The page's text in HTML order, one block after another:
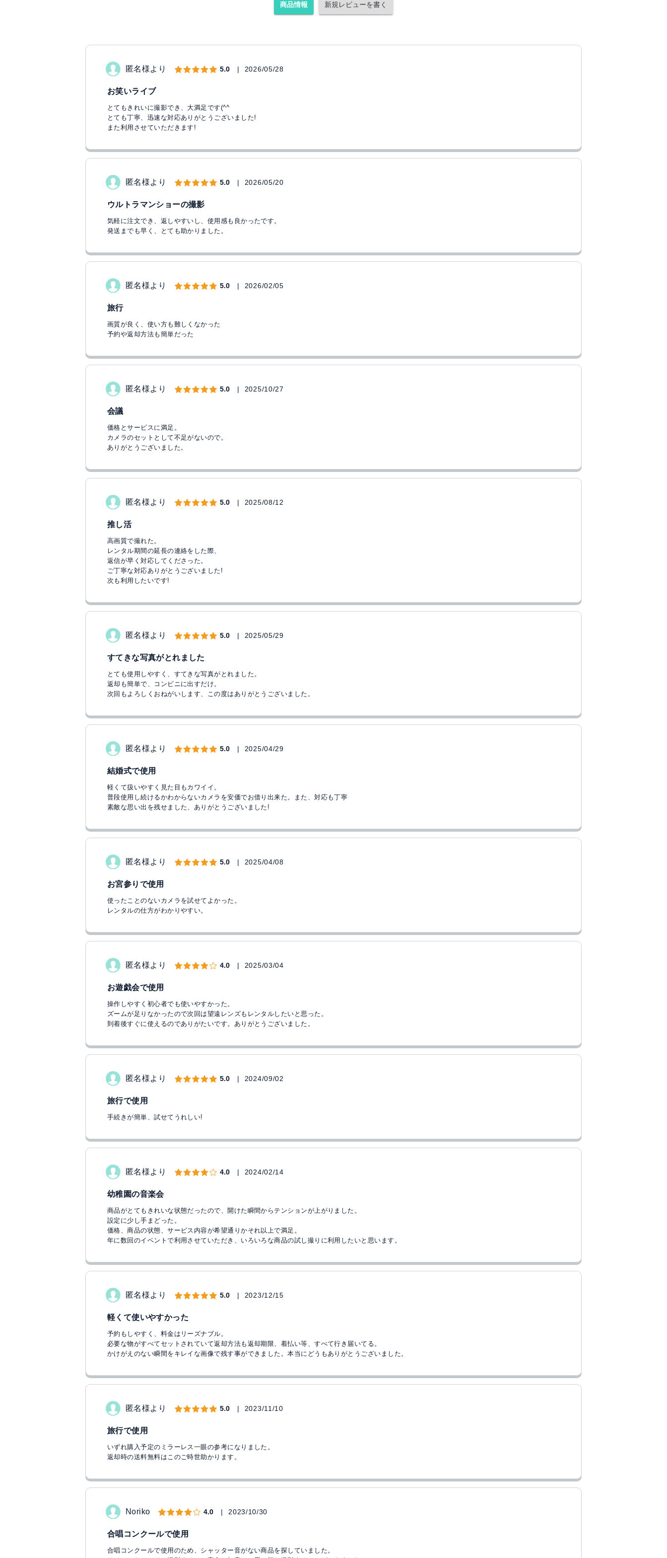
商品情報 新規レビューを書く
匿名様より 5.0 2026/05/28
お笑いライブ
とてもきれいに撮影でき、大満足です(^^
とても丁寧、迅速な対応ありがとうございました!
また利用させていただきます!
匿名様より 5.0 2026/05/20
ウルトラマンショーの撮影
気軽に注文でき、返しやすいし、使用感も良かったです。
発送までも早く、とても助かりました。
匿名様より 5.0 2026/02/05
旅行
画質が良く、使い方も難しくなかった
予約や返却方法も簡単だった
匿名様より 5.0 2025/10/27
会議
価格とサービスに満足。
カメラのセットとして不足がないので。
ありがとうございました。
匿名様より 5.0 2025/08/12
推し活
高画質で撮れた。
レンタル期間の延長の連絡をした際、
返信が早く対応してくださった。
ご丁寧な対応ありがとうございました!
次も利用したいです!
匿名様より 5.0 2025/05/29
すてきな写真がとれました
とても使用しやすく、すてきな写真がとれました。
返却も簡単で、コンビニに出すだけ。
次回もよろしくおねがいします、この度はありがとうございました。
匿名様より 5.0 2025/04/29
結婚式で使用
軽くて扱いやすく見た目もカワイイ。
普段使用し続けるかわからないカメラを安価でお借り出来た。また、対応も丁寧
素敵な思い出を残せました、ありがとうございました!
匿名様より 5.0 2025/04/08
お宮参りで使用
使ったことのないカメラを試せてよかった。
レンタルの仕方がわかりやすい。
匿名様より 4.0 2025/03/04
お遊戯会で使用
操作しやすく初心者でも使いやすかった。
ズームが足りなかったので次回は望遠レンズもレンタルしたいと思った。
到着後すぐに使えるのでありがたいです。ありがとうございました。
匿名様より 5.0 2024/09/02
旅行で使用
手続きが簡単、試せてうれしい!
匿名様より 4.0 2024/02/14
幼稚園の音楽会
商品がとてもきれいな状態だったので、開けた瞬間からテンションが上がりました。
設定に少し手まどった。
価格、商品の状態、サービス内容が希望通りかそれ以上で満足。
年に数回のイベントで利用させていただき、いろいろな商品の試し撮りに利用したいと思います。
匿名様より 5.0 2023/12/15
軽くて使いやすかった
予約もしやすく、料金はリーズナブル。
必要な物がすべてセットされていて返却方法も返却期限、着払い等、すべて行き届いてる。
かけがえのない瞬間をキレイな画像で残す事ができました。本当にどうもありがとうございました。
匿名様より 5.0 2023/11/10
旅行で使用
いずれ購入予定のミラーレス一眼の参考になりました。
返却時の送料無料はこのご時世助かります。
Noriko 4.0 2023/10/30
合唱コンクールで使用
合唱コンクールで使用のため、シャッター音がない商品を探していました。